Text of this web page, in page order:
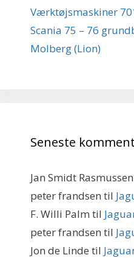
Værktøjsmaskiner
Scania 75 – 76
Molberg (Lion)
Seneste
Jan Smidt Rasmussen
peter frandsen til
F. Willi Palm til
peter frandsen til
Jon de Linde til